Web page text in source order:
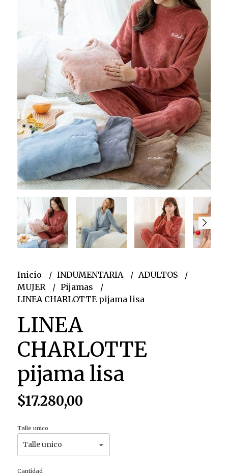
Inicio INDUMENTARIA
ADULTOS
MUJER
Pijamas
LINEA CHARLOTTE pijama lisa
LINEA
CHARLOTTE
pijama lisa
$17.280,00
Talle unico
Cantidad